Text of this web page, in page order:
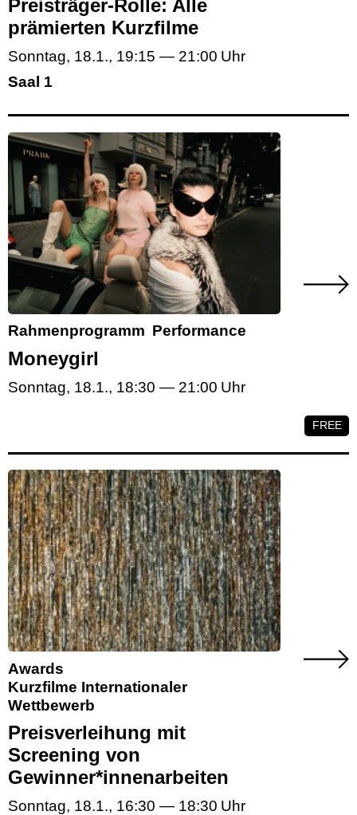
Preisträger-Rolle: Alle
prämierten Kurzfilme
Sonntag, 18.1., 19:15 — 21:00
Saal 1
Rahmenprogramm Performance
Moneygirl
Sonntag, 18.1., 18:30 — 21:00
FREE
Awards
Kurzfilme Internationaler
Wettbewerb
Preisverleihung mit
Screening von
Gewinner*innenarbeiten
Sonntag, 18.1., 16:30 — 18:30